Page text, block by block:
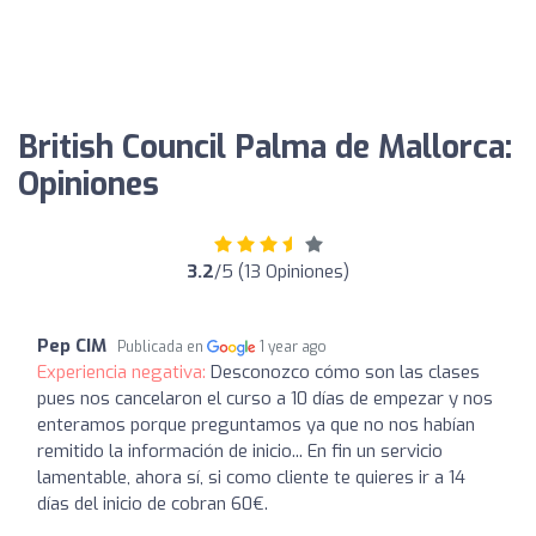
British Council Palma de Mallorca:
Opiniones
3.2/5 (13 Opiniones)
Pep CIM Publicada en 1 year ago
Experiencia negativa: Desconozco cómo son las clases
pues nos cancelaron el curso a 10 días de empezar y nos
enteramos porque preguntamos ya que no nos habían
remitido la información de inicio... En fin un servicio
lamentable, ahora sí, si como cliente te quieres ir a 14
días del inicio de cobran 60€.